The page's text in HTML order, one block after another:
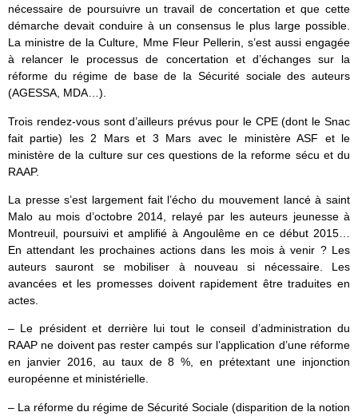
nécessaire de poursuivre un travail de concertation et que cette
démarche devait conduire à un consensus le plus large possible.
La ministre de la Culture, Mme Fleur Pellerin, s’est aussi engagée
à relancer le processus de concertation et d’échanges sur la
réforme du régime de base de la Sécurité sociale des auteurs
(AGESSA, MDA…).
Trois rendez-vous sont d’ailleurs prévus pour le CPE (dont le Snac
fait partie) les 2 Mars et 3 Mars avec le ministère ASF et le
ministère de la culture sur ces questions de la reforme sécu et du
RAAP.
La presse s’est largement fait l’écho du mouvement lancé à saint
Malo au mois d’octobre 2014, relayé par les auteurs jeunesse à
Montreuil, poursuivi et amplifié à Angoulême en ce début 2015…
En attendant les prochaines actions dans les mois à venir ? Les
auteurs sauront se mobiliser à nouveau si nécessaire. Les
avancées et les promesses doivent rapidement être traduites en
actes.
– Le président et derrière lui tout le conseil d’administration du
RAAP ne doivent pas rester campés sur l’application d’une réforme
en janvier 2016, au taux de 8 %, en prétextant une injonction
européenne et ministérielle.
– La réforme du régime de Sécurité Sociale (disparition de la notion